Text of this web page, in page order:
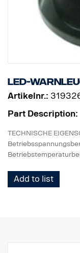
LED-
Artikelnr.:
Part Description:
TECHNISCHE
Basis PC, Zierring
Add to list